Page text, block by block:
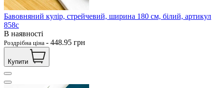
Бавовняний кулір, стрейчевий, ширина 180 см, білий, артикул
858с
В наявності
Роздрібна ціна - 448.95 грн
Купити